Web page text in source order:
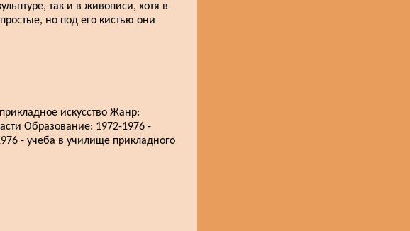
так и в живописи, хотя в
но под его кистью они
искусство Жанр:
Образование: 1972-1976 -
- учеба в училище прикладного